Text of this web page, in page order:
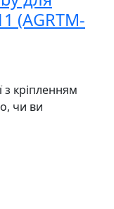
(AGRTM-
з кріпленням
чи ви